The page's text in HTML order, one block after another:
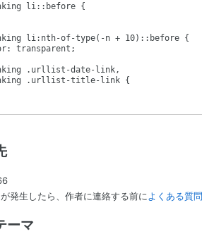
li :: before {
li : nth-of-type( -n + 10) :: before {
: transparent
.urllist-date-link ,
.urllist-title-link {
発生したら、作者に連絡する前によくある質問
ーマ